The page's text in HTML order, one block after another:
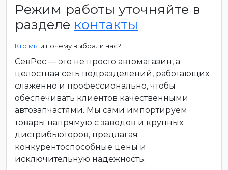
Режим работы уточняйте в
разделе контакты
Кто мы и почему выбрали нас?
СевРес — это не просто автомагазин, а
целостная сеть подразделений, работающих
слаженно и профессионально, чтобы
обеспечивать клиентов качественными
автозапчастями. Мы сами импортируем
товары напрямую с заводов и крупных
дистрибьюторов, предлагая
конкурентоспособные цены и
исключительную надежность.